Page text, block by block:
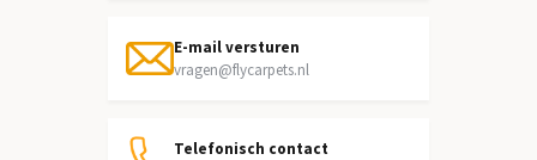
E-mail versturen
vragen@flycarpets.nl
Telefonisch contact